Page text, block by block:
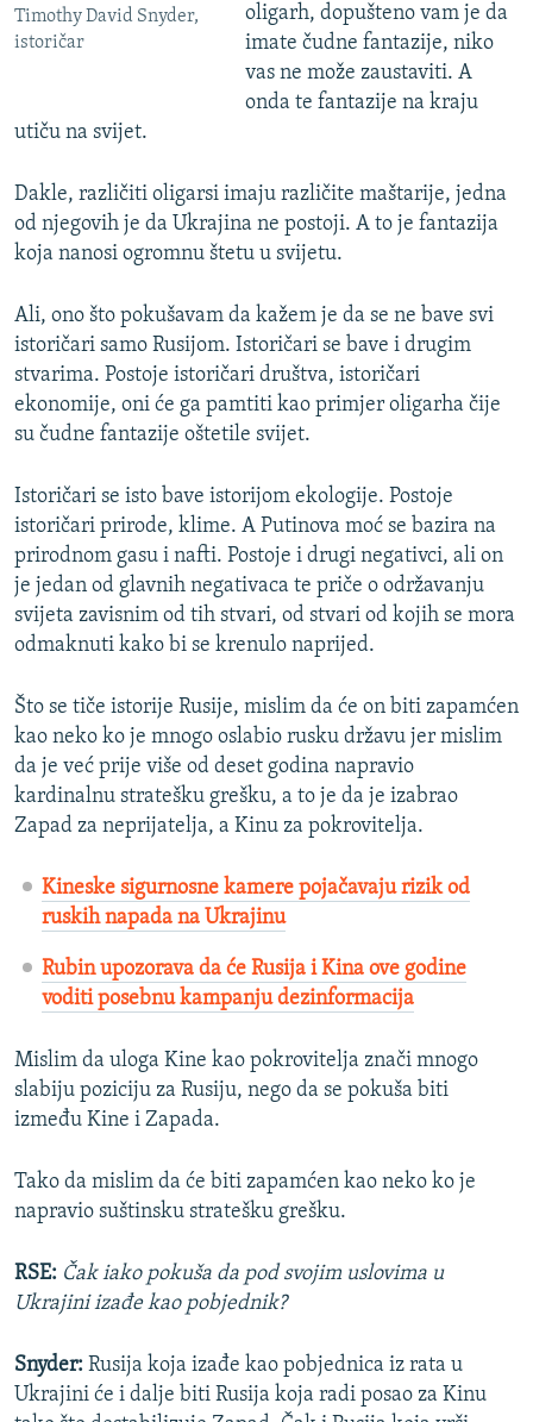
Timothy David Snyder,
istoričar
oligarh, dopušteno vam je da
imate čudne fantazije, niko
vas ne može zaustaviti. A
onda te fantazije na kraju
utiču na svijet.
Dakle, različiti oligarsi imaju različite maštarije, jedna
od njegovih je da Ukrajina ne postoji. A to je fantazija
koja nanosi ogromnu štetu u svijetu.
Ali, ono što pokušavam da kažem je da se ne bave svi
istoričari samo Rusijom. Istoričari se bave i drugim
stvarima. Postoje istoričari društva, istoričari
ekonomije, oni će ga pamtiti kao primjer oligarha čije
su čudne fantazije oštetile svijet.
Istoričari se isto bave istorijom ekologije. Postoje
istoričari prirode, klime. A Putinova moć se bazira na
prirodnom gasu i nafti. Postoje i drugi negativci, ali on
je jedan od glavnih negativaca te priče o održavanju
svijeta zavisnim od tih stvari, od stvari od kojih se mora
odmaknuti kako bi se krenulo naprijed.
Što se tiče istorije Rusije, mislim da će on biti zapamćen
kao neko ko je mnogo oslabio rusku državu jer mislim
da je već prije više od deset godina napravio
kardinalnu stratešku grešku, a to je da je izabrao
Zapad za neprijatelja, a Kinu za pokrovitelja.
Kineske sigurnosne kamere pojačavaju rizik od
ruskih napada na Ukrajinu
Rubin upozorava da će Rusija i Kina ove godine
voditi posebnu kampanju dezinformacija
Mislim da uloga Kine kao pokrovitelja znači mnogo
slabiju poziciju za Rusiju, nego da se pokuša biti
između Kine i Zapada.
Tako da mislim da će biti zapamćen kao neko ko je
napravio suštinsku stratešku grešku.
RSE: Čak iako pokuša da pod svojim uslovima u
Ukrajini izađe kao pobjednik?
Snyder: Rusija koja izađe kao pobjednica iz rata u
Ukrajini će i dalje biti Rusija koja radi posao za Kinu